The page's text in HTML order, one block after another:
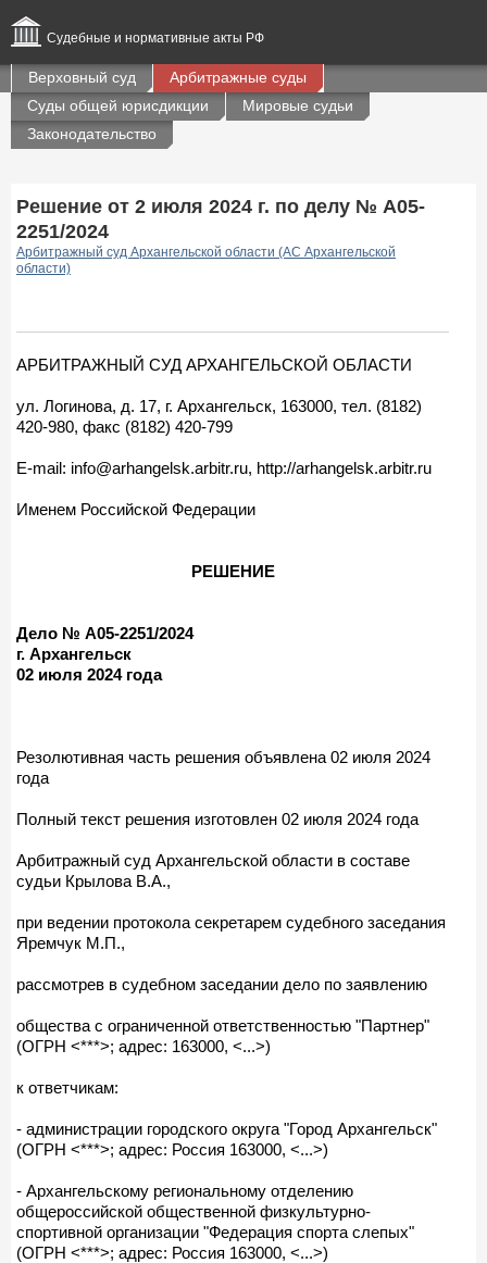
Судебные и нормативные акты РФ
Верховный суд
Арбитражные суды
Суды общей юрисдикции
Мировые судьи
Законодательство
Решение от 2 июля 2024 г. по делу № А05-
2251/2024
Арбитражный суд Архангельской области (АС Архангельской
области)
АРБИТРАЖНЫЙ СУД АРХАНГЕЛЬСКОЙ ОБЛАСТИ
ул. Логинова, д. 17, г. Архангельск, 163000, тел. (8182)
420-980, факс (8182) 420-799
E-mail: info@arhangelsk.arbitr.ru, http://arhangelsk.arbitr.ru
Именем Российской Федерации
РЕШЕНИЕ
Дело № А05-2251/2024
г. Архангельск
02 июля 2024 года
Резолютивная часть решения объявлена 02 июля 2024
года
Полный текст решения изготовлен 02 июля 2024 года
Арбитражный суд Архангельской области в составе
судьи Крылова В.А.,
при ведении протокола секретарем судебного заседания
Яремчук М.П.,
рассмотрев в судебном заседании дело по заявлению
общества с ограниченной ответственностью "Партнер"
(ОГРН <***>; адрес: 163000, <...>)
к ответчикам:
- администрации городского округа "Город Архангельск"
(ОГРН <***>; адрес: Россия 163000, <...>)
- Архангельскому региональному отделению
общероссийской общественной физкультурно-
спортивной организации "Федерация спорта слепых"
(ОГРН <***>; адрес: Россия 163000, <...>)